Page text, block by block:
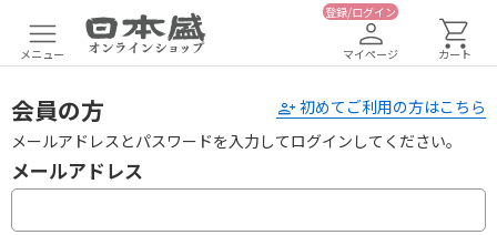
メニュー
登録/ログイン
マイページ カート
初めてご利用の方はこちら
会員の方
メールアドレスとパスワードを入力してログインしてください。
メールアドレス